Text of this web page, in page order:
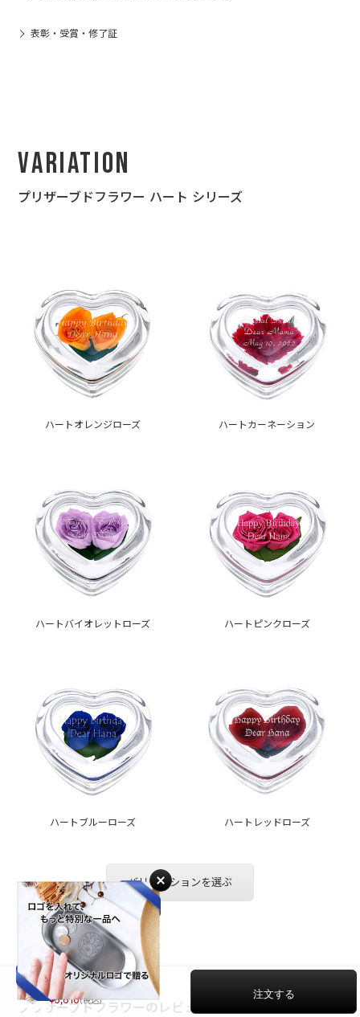
表彰・受賞・修了証
Variation
プリザーブドフラワー ハート シリーズ
ハートオレンジローズ ハートカーネーション
ハートバイオレットローズ ハートピンクローズ
ハートブルーローズ ハートレッドローズ
バリエーションを選ぶ
Review
プリザーブドフラワーのレビュー
ハートオレンジローズ
5,610